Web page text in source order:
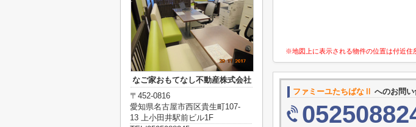
※地図上に表示される物件の位置は付近住
ファミーユたちばなⅡ へのお問
なご家おもてなし不動産株式会社
〒452-0816
愛知県名古屋市西区貴生町107-
13 上小田井駅前ビル1F